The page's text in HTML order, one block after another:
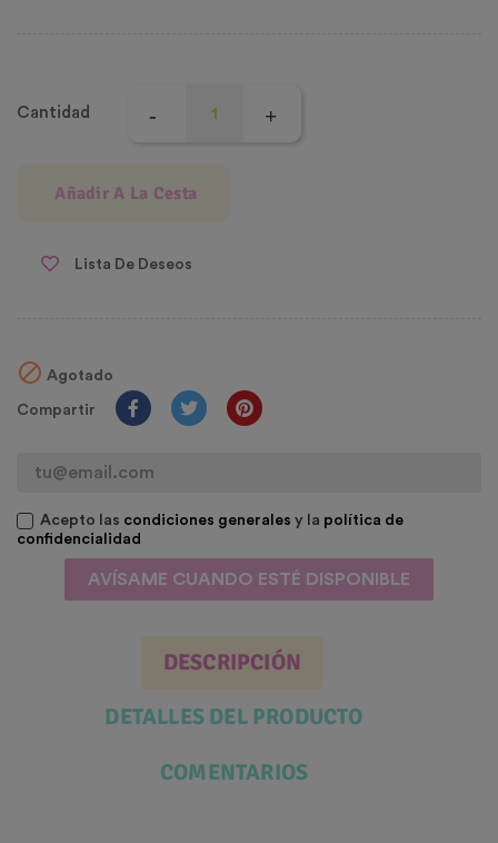
Cantidad
Añadir A La Cesta
Lista De Deseos
 Agotado
Compartir
Acepto las condiciones generales y la política de
confidencialidad
AVÍSAME CUANDO ESTÉ DISPONIBLE
DESCRIPCIÓN
DETALLES DEL PRODUCTO
COMENTARIOS